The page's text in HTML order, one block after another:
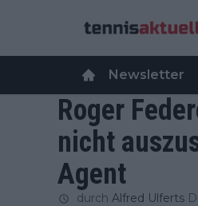
Newsletter
Roger
nicht
Agent
durch Alfred Ulferts